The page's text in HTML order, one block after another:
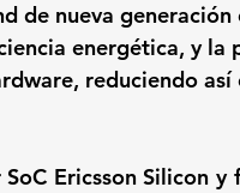
de nueva
energética, y
reduciendo
Ericsson Silicon y